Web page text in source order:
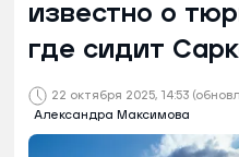
22 октября 2025, 14:53
Александра Максимова
известно о
где сидит